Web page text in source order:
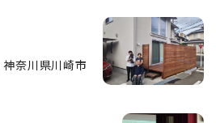
奈川県川崎市